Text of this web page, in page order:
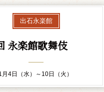
出石永楽館
永楽館歌舞伎
4日（水）～10日（火）